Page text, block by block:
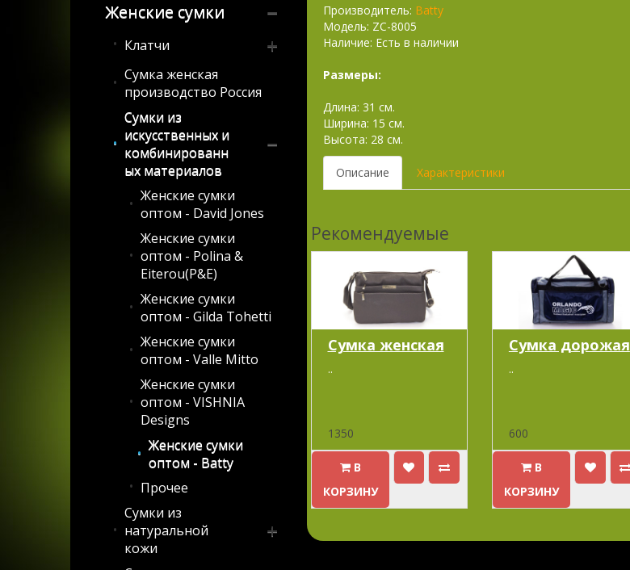
Женские сумки
Клатчи
Клатчи из
искусственных и
материалов
Клатчи из
натуральной кожи
Клатчи праздничные
Сумка женская
производство Россия
Сумки из
искусственных и
комбинированн
ых материалов
Женские сумки
оптом - David Jones
Женские сумки
оптом - Polina &
Eiterou(P&E)
Женские сумки
оптом - Gilda Tohetti
Женские сумки
оптом - Valle Mitto
Женские сумки
оптом - VISHNIA
Designs
Женские сумки
оптом - Batty
Прочее
Сумки из
натуральной
кожи
Производитель: Batty
Модель: ZC-8005
Наличие: Есть в наличии
Размеры:
Длина: 31 см.
Ширина: 15 см.
Высота: 28 см.
Описание Характеристики
Рекомендуемые
Сумка женская
..
1350
В
КОРЗИНУ
Cумка дорожая
..
600
В
КОРЗИНУ